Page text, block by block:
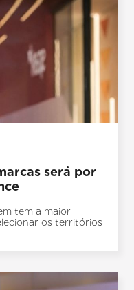
será por
tem a maior
os territórios